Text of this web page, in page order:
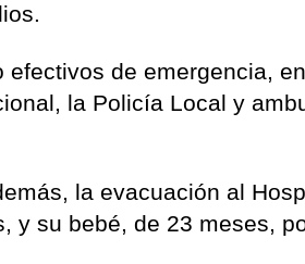
efectivos de emergencia,
la Policía Local y
la evacuación al
y su bebé, de 23 meses,